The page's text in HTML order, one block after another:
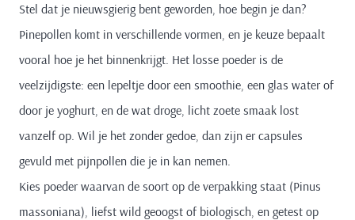
Stel dat je nieuwsgierig bent geworden, hoe begin je dan?
Pinepollen komt in verschillende vormen, en je keuze bepaalt
vooral hoe je het binnenkrijgt. Het losse poeder is de
veelzijdigste: een lepeltje door een smoothie, een glas water of
door je yoghurt, en de wat droge, licht zoete smaak lost
vanzelf op. Wil je het zonder gedoe, dan zijn er capsules
gevuld met pijnpollen die je in kan nemen.
Kies poeder waarvan de soort op de verpakking staat (Pinus
massoniana), liefst wild geoogst of biologisch, en getest op